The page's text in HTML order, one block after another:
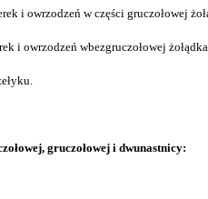
i owrzodzeń w części gruczołowej
i owrzodzeń wbezgruczołowej żołądka
gruczołowej i dwunastnicy: